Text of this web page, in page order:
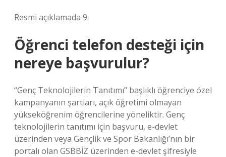
Resmi açıklamada 9.
Öğrenci telefon desteği için
nereye başvurulur?
“Genç Teknolojilerin Tanıtımı” başlıklı öğrenciye özel
kampanyanın şartları, açık öğretimi olmayan
yükseköğrenim öğrencilerine yöneliktir. Genç
teknolojilerin tanıtımı için başvuru, e-devlet
üzerinden veya Gençlik ve Spor Bakanlığı’nın bir
portalı olan GSBBİZ üzerinden e-devlet şifresiyle